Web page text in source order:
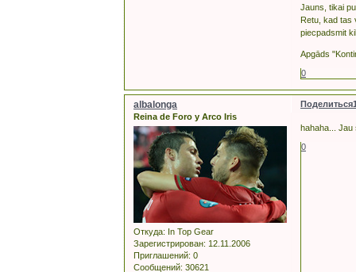
Jauns, tikai
Retu, kad tas
piecpadsmit
Apgāds
0
Поделиться
albalonga
Reina de Foro y Arco Iris
Откуда: In Top Gear
Зарегистрирован: 12.11.2006
Приглашений: 0
Сообщений: 30621
hahaha... Jau
0